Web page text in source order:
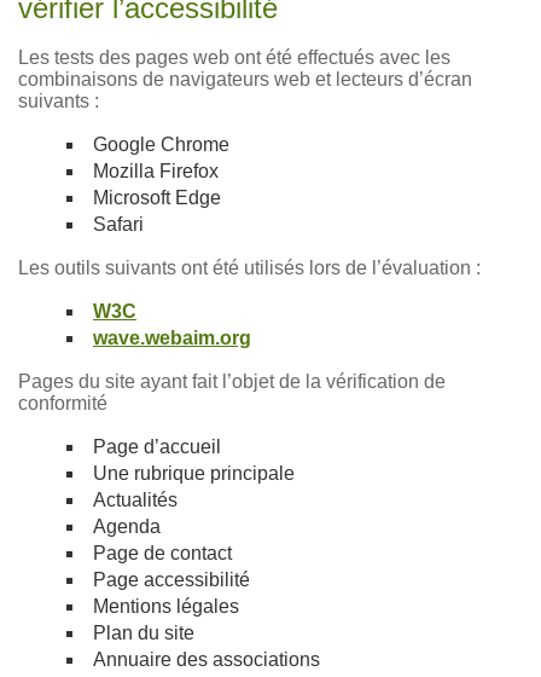
vérifier l’accessibilité
Les tests des pages web ont été effectués avec les
combinaisons de navigateurs web et lecteurs d’écran
suivants :
Google Chrome
Mozilla Firefox
Microsoft Edge
Safari
Les outils suivants ont été utilisés lors de l’évaluation :
W3C
wave.webaim.org
Pages du site ayant fait l’objet de la vérification de
conformité
Page d’accueil
Une rubrique principale
Actualités
Agenda
Page de contact
Page accessibilité
Mentions légales
Plan du site
Annuaire des associations